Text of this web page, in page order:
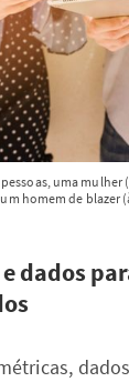
uma mulher
homem de blazer
dados